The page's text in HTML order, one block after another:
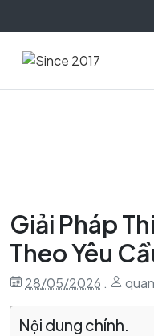
Giải Pháp
Theo Yêu
28/05/2026 .
Nội dung chính.